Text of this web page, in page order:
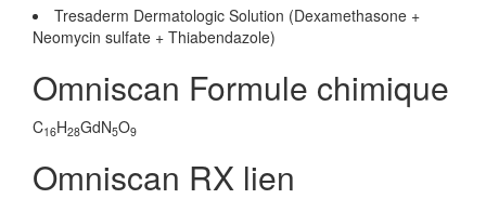
Tresaderm Dermatologic Solution (Dexamethasone +
Neomycin sulfate + Thiabendazole)
Omniscan Formule chimique
C16H28GdN5O9
Omniscan RX lien